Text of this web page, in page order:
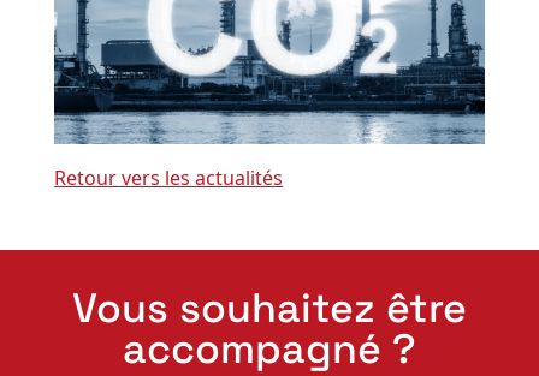
Retour vers les actualités
Vous souhaitez être
accompagné ?